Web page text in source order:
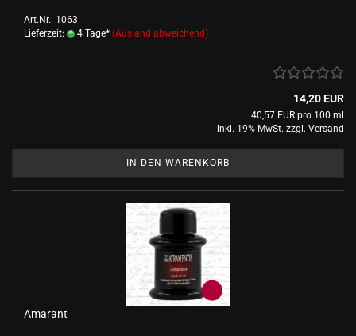
Art.Nr.: 1063
Lieferzeit:
4 Tage* (Ausland abweichend)
14,20 EUR
40,57 EUR pro 100 ml
inkl. 19% MwSt. zzgl. Versand
IN DEN WARENKORB
Amarant